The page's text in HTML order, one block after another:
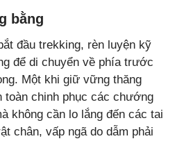
bằng
đầu trekking, rèn luyện kỹ
để di chuyển về phía trước
Một khi giữ vững thăng
toàn chinh phục các chướng
không cần lo lắng đến các tai
chân, vấp ngã do dẫm phải